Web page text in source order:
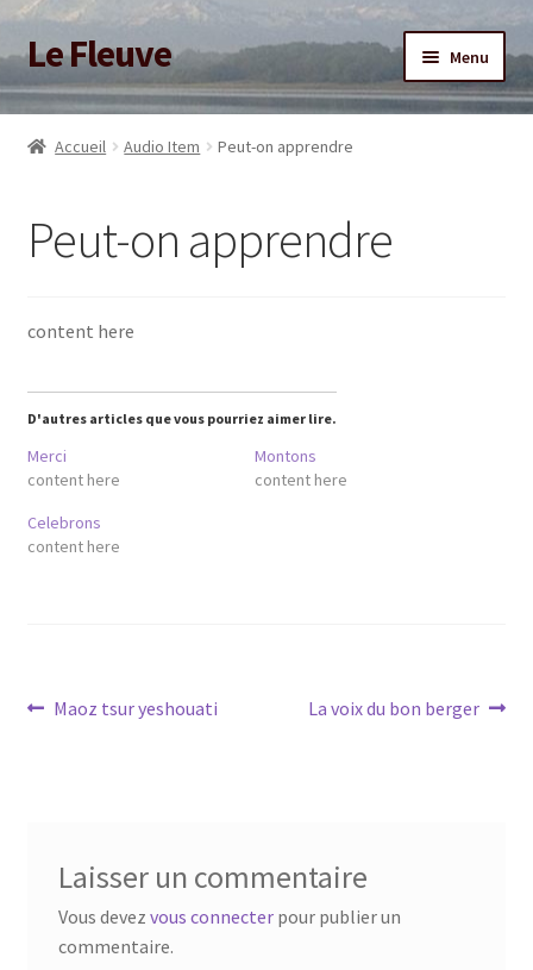
Aller
à
la
navigation
Aller
au
contenu
Le Fleuve Menu
Accueil
Ouvrir
Boutique
Accueil Audio Item Peut-on apprendre
Peut-on apprendre
content here
D'autres articles que vous pourriez aimer lire.
Merci
content here
Montons
content here
Celebrons
content here
Navigation
Article
Maoz tsur yeshouati
Article
La voix du bon berger
Laisser un commentaire
Vous devez vous connecterpour publier un
commentaire.